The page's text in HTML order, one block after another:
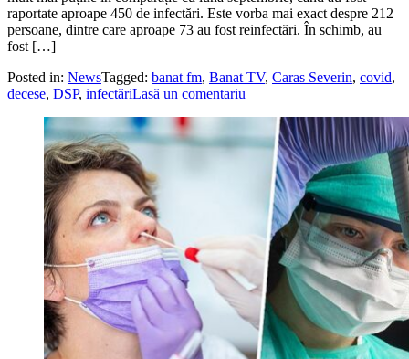
raportate aproape 450 de infectări. Este vorba mai exact despre 212
persoane, dintre care aproape 73 au fost reinfectări. În schimb, au
fost […]
Posted in: NewsTagged: banat fm, Banat TV, Caras Severin, covid,
decese, DSP, infectăriLasă un comentariu